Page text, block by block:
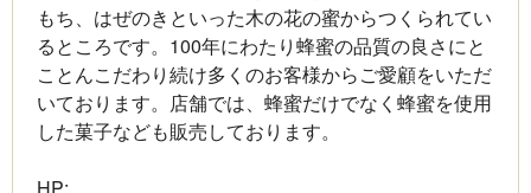
もち、はぜのきといった木の花の蜜からつくられてい
るところです。100年にわたり蜂蜜の品質の良さにと
ことんこだわり続け多くのお客様からご愛顧をいただ
いております。店舗では、蜂蜜だけでなく蜂蜜を使用
した菓子なども販売しております。
HP: